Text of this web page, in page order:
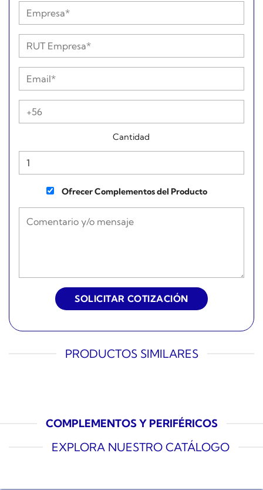
Cantidad
Ofrecer Complementos del Producto
PRODUCTOS SIMILARES
COMPLEMENTOS Y PERIFÉRICOS
EXPLORA NUESTRO CATÁLOGO